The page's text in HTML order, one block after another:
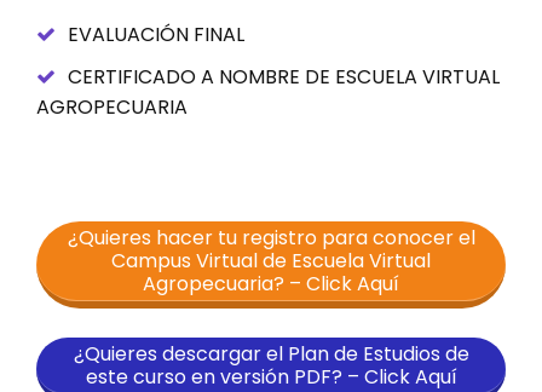
EVALUACIÓN FINAL
CERTIFICADO A NOMBRE DE ESCUELA VIRTUAL
AGROPECUARIA
¿Quieres hacer tu registro para conocer el
Campus Virtual de Escuela Virtual
Agropecuaria? – Click Aquí
¿Quieres descargar el Plan de Estudios de
este curso en versión PDF? – Click Aquí